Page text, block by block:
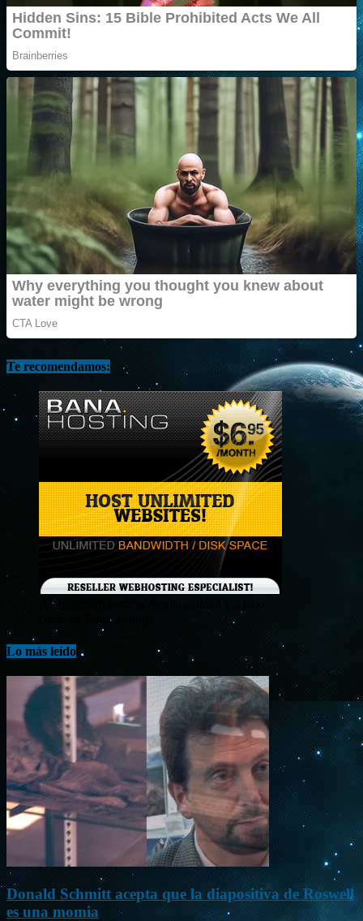
Te recomendamos:
¡Consigue tu hosting de alta calidad y a bajo
costo en Banahosting!
Lo más leído
Donald Schmitt acepta que la diapositiva de Roswell
es una momia